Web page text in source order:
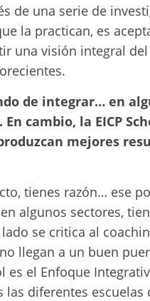
de una serie de
la practican, es
una visión integral
de integrar… en
En cambio, la EICP
mejores
tienes razón… ese
algunos sectores,
se critica al
llegan a un buen
es el Enfoque
las diferentes